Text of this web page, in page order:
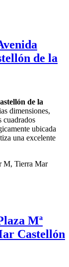
de la
de la
dimensiones,
cuadrados
ubicada
una excelente
Mª
Castellón